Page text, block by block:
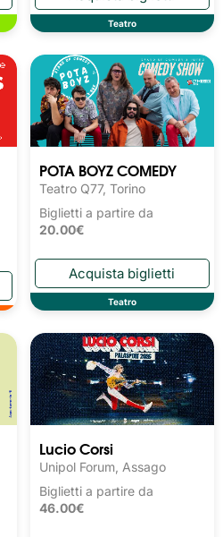
Teatro
POTA BOYZ COMEDY
Teatro Q77, Torino
Biglietti a partire da
20.00€
Teatro
Lucio Corsi
Unipol Forum, Assago
Biglietti a partire da
46.00€